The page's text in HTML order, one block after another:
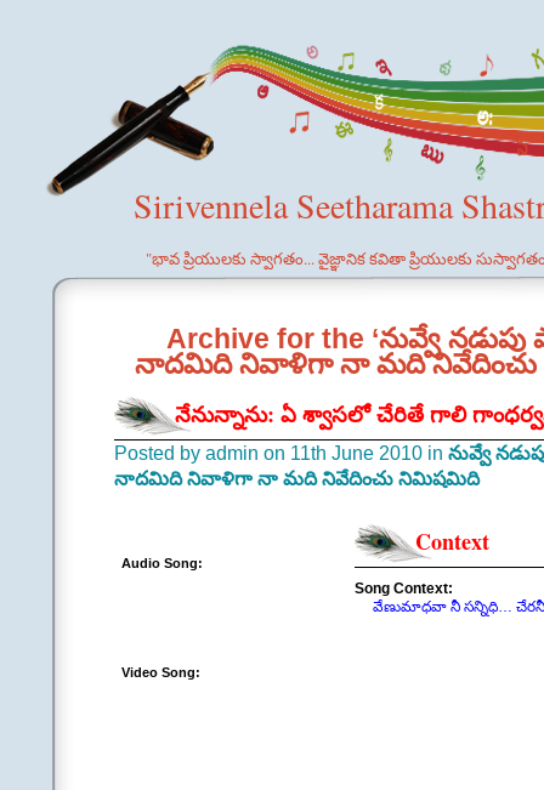
Sirivennela Seetharama
"భావ ప్రియులకు స్వాగతం... వైజ్ఞానిక కవితా ప్రియులకు
Archive for the ‘నువ్వే
నాదమిది నివాళిగా నా మది నివేదించు
నేనున్నాను: ఏ శ్వాసలో చేరితే గాలి
Posted by admin on 11th June 2010 in నువ్వే
నాదమిది నివాళిగా నా మది నివేదించు నిమిషమిది
Audio Song:
Video Song:
Context
Song Context:
వేణుమాధవా నీ సన్నిధి…